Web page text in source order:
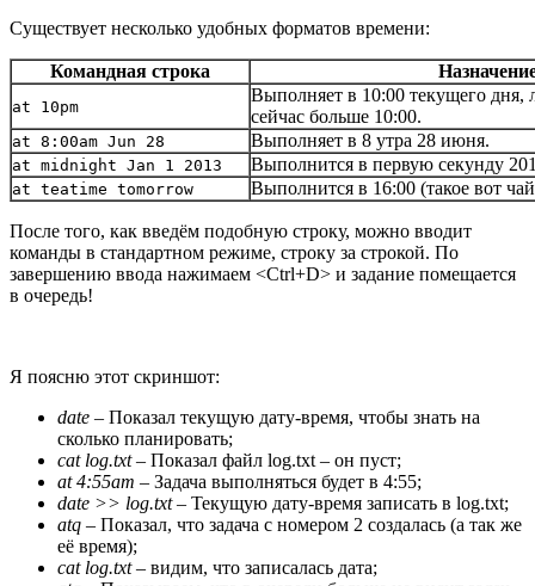
Существует несколько удобных форматов времени:
Командная строка
at 10pm
Выполняет в 10:00 текущего дня,
сейчас больше 10:00.
at 8:00am Jun 28 Выполняет в 8 утра 28 июня.
at midnight Jan 1 2013 Выполнится в первую секунду
at teatime tomorrow Выполнится в 16:00 (такое вот
После того, как введём подобную строку, можно вводит
команды в стандартном режиме, строку за строкой. По
завершению ввода нажимаем <Ctrl+D> и задание помещается
в очередь!
Я поясню этот скриншот:
date – Показал текущую дату-время, чтобы знать на
сколько планировать;
cat log.txt– Показал файл log.txt – он пуст;
at 4:55am – Задача выполняться будет в 4:55;
date >> log.txt– Текущую дату-время записать в log.txt;
atq – Показал, что задача с номером 2 создалась (а так же
её время);
cat log.txt– видим, что записалась дата;